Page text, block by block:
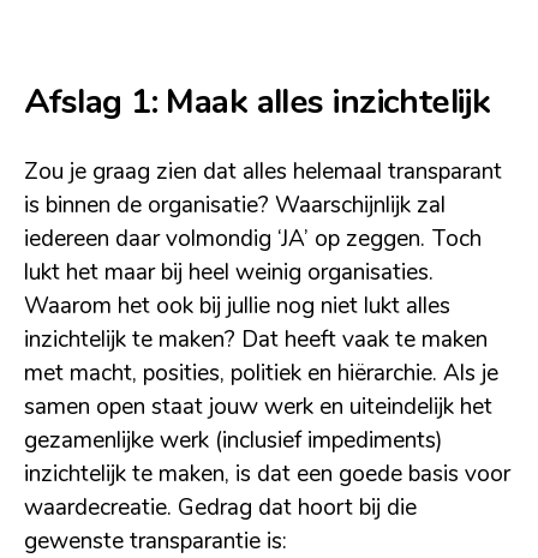
Afslag 1: Maak alles inzichtelijk
Zou je graag zien dat alles helemaal transparant
is binnen de organisatie? Waarschijnlijk zal
iedereen daar volmondig ‘JA’ op zeggen. Toch
lukt het maar bij heel weinig organisaties.
Waarom het ook bij jullie nog niet lukt alles
inzichtelijk te maken? Dat heeft vaak te maken
met macht, posities, politiek en hiërarchie. Als je
samen open staat jouw werk en uiteindelijk het
gezamenlijke werk (inclusief impediments)
inzichtelijk te maken, is dat een goede basis voor
waardecreatie. Gedrag dat hoort bij die
gewenste transparantie is: